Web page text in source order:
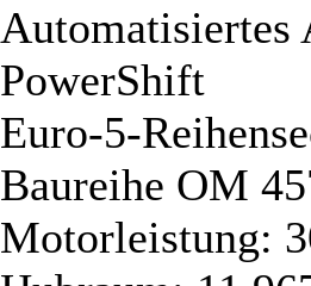
Automatisiertes
PowerShift
Euro-5-
Baureihe OM
Motorleistung: